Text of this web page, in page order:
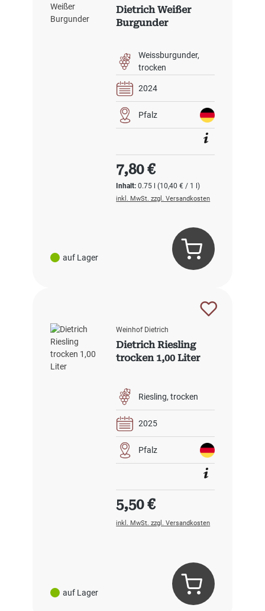
auf Lager
Dietrich Weißer
Burgunder
Weissburgunder
trocken
2024
Pfalz
Inhalt:0.75 l(10,40 € / 1 l)
Regulärer Preis:
7,80 €
inkl. MwSt. zzgl. Versandkosten
auf Lager
Weinhof Dietrich
Dietrich Riesling
trocken 1,00 Liter
Riesling trocken
2025
Pfalz
Regulärer Preis:
5,50 €
inkl. MwSt. zzgl. Versandkosten